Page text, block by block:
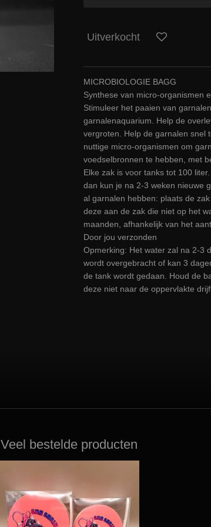
Uitverkocht
MICROBIOLOGIE BAGG
Synthese van micro-organismen
Stimuleer het paaien van
garnalenaquarium. Help de
vergroten. Help de garnalen snel
nuttige micro-organismen om
voedselbronnen te hebben, met
Elke zak is voor tanks tot 100
dan kun je na 2-3 weken nieuwe
al garnalen hebben: plaats de
deze aan de zak die niet op het
maanden, afhankelijk van het
Door jou verzonden
Opmerking: Het water zal na 2-3
wordt overgebracht of kan 3
de tank wordt gedaan. Houd de
deze niet naar de oppervlakte
Veel bestelde producten